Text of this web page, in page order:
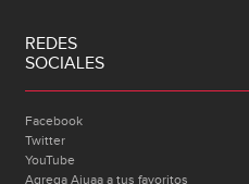
REDES
SOCIALES
Facebook
Twitter
YouTube
Agrega Ajuaa a tus favoritos